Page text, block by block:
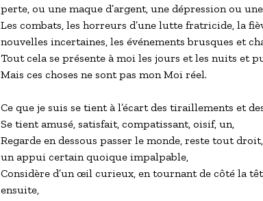
perte, ou une maque d’argent, une dépression ou
Les combats, les horreurs d’une lutte fratricide, la
nouvelles incertaines, les événements brusques et
Tout cela se présente à moi les jours et les nuits et
Mais ces choses ne sont pas mon Moi réel.
Ce que je suis se tient à l’écart des tiraillements et
Se tient amusé, satisfait, compatissant, oisif, un,
Regarde en dessous passer le monde, reste tout
un appui certain quoique impalpable,
Considère d’un œil curieux, en tournant de côté la
ensuite,